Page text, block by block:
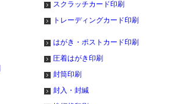
スクラッチカード印刷
トレーディングカード印刷
はがき・ポストカード印刷
圧着はがき印刷
封筒印刷
封入・封緘